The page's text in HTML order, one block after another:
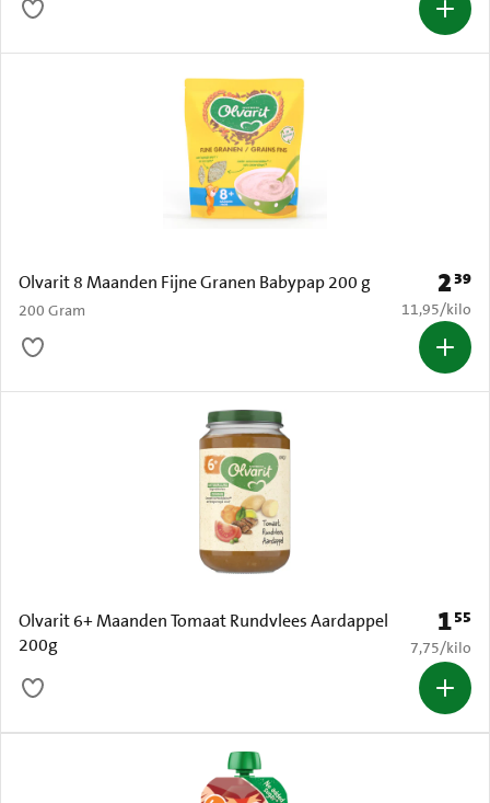
Olvarit 8 Maanden Fijne Granen Babypap 200 g
200 Gram
Prijs:
239
€ 11,95 per
11,95/kilo
Olvarit 6+ Maanden Tomaat Rundvlees Aardappel
200g
Prijs:
155
€ 7,75 per
7,75/kilo